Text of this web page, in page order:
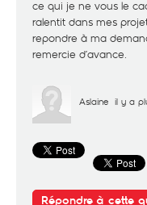
ce qui je ne vous le
ralentit dans mes
repondre à ma
remercie d’avance.
Aslaine il y a
Répondre à cette